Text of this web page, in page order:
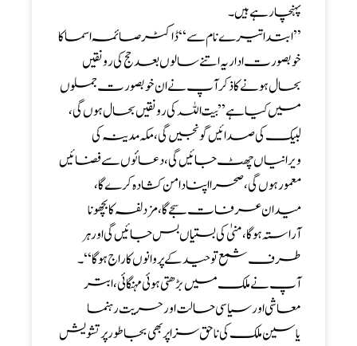
پہنچا رہے ہیں۔
’’ ابتدا تیرے نام سے ‘‘ ڈاکٹر صائمہ اسما کا
خوبصورت اداریہ اتنے سالوں بعد حج کی رونقیں
بحال ہونے کا ذکر آپ نے ان خوبصورت جملوں
میں کیا ہے ’’ بیت اللہ کی رونقیں بحال ہوں گی ،
لبیک کی صدائیں گونجیں گی ، مکہ مدینہ کی
ویرانیاں چھٹ جائیں گی ، دعائوں سے فضائیں
معمور ہوں گی ،صحرا اپنا دامن کشادہ کرے گا ،
میدان عرفات سجے گا ، مزدلفہ کا بچھونا
آراستہ ہوگا ، منیٰ کی بستیاں بس جائیں گی اور ہر
طرف شمع توحید کے پروانوں کا راج ہوگا ‘‘۔
آپ نے ملک میں بڑھتی ہوئی مہنگائی ، ابتر
معاشی اور سیاسی حالت اور حریت رہنما
یاسین ملک کی نا حق سزا پر بھی بجا طور پر تشویش